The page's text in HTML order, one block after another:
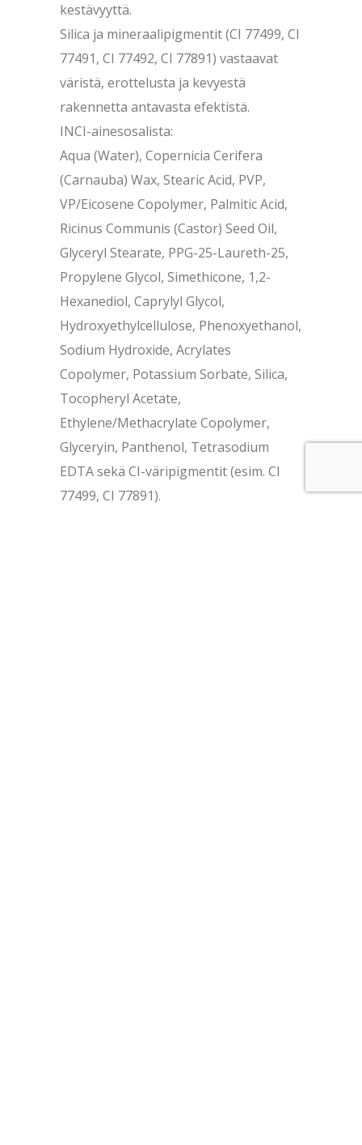
kestävyyttä.
Silica ja mineraalipigmentit (CI 77499, CI
77491, CI 77492, CI 77891) vastaavat
väristä, erottelusta ja kevyestä
rakennetta antavasta efektistä.
INCI-ainesosalista:
Aqua (Water), Copernicia Cerifera
(Carnauba) Wax, Stearic Acid, PVP,
VP/Eicosene Copolymer, Palmitic Acid,
Ricinus Communis (Castor) Seed Oil,
Glyceryl Stearate, PPG-25-Laureth-25,
Propylene Glycol, Simethicone, 1,2-
Hexanediol, Caprylyl Glycol,
Hydroxyethylcellulose, Phenoxyethanol,
Sodium Hydroxide, Acrylates
Copolymer, Potassium Sorbate, Silica,
Tocopheryl Acetate,
Ethylene/Methacrylate Copolymer,
Glyceryin, Panthenol, Tetrasodium
EDTA sekä CI-väripigmentit (esim. CI
77499, CI 77891).